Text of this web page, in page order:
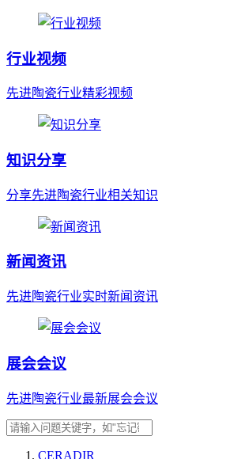
行业视频
先进陶瓷行业精彩视频
知识分享
分享先进陶瓷行业相关知识
新闻资讯
先进陶瓷行业实时新闻资讯
展会会议
先进陶瓷行业最新展会会议
CERADIR